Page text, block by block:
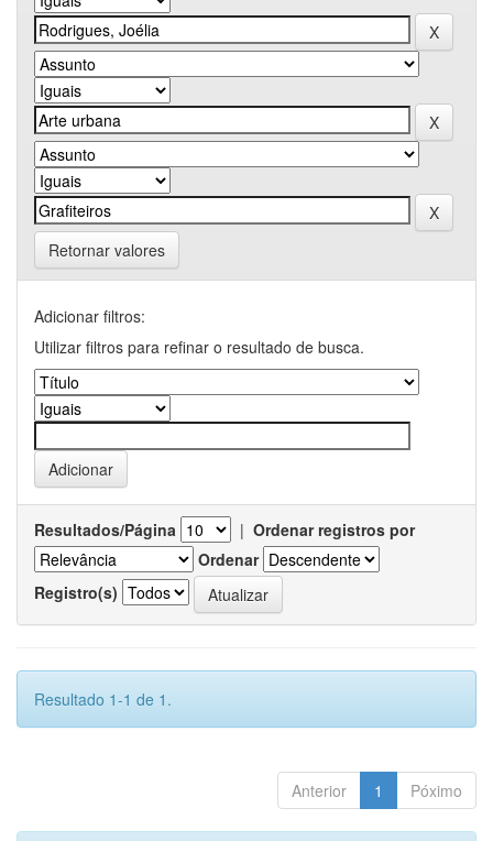
Retornar valores
Adicionar filtros:
Utilizar filtros para refinar o resultado de busca.
Resultados/Página | Ordenar registros por
Ordenar
Registro(s)
Resultado 1-1 de 1.
Anterior 1 Póximo